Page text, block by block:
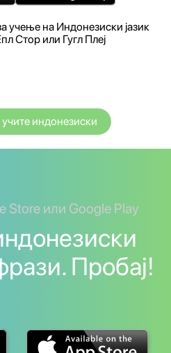
учење на Индонезиски јазик
Стор или Гугл Плеј
индонезиски
Store или Google Play
Пробај!